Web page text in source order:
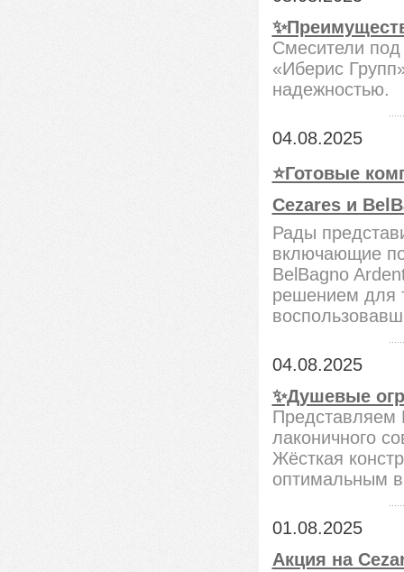
Смесители
«Иберис
надежностью.
04.08.2025
⭐️Готовые
Cezares и
Рады
включающие
BelBagno
решением для
04.08.2025
✨Душевые
Представляем
лаконичного
Жёсткая
оптимальным
01.08.2025
Акция на